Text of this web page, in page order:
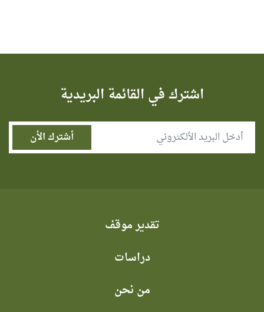
اشترك في القائمة البريدية
تقدير موقف
دراسات
من نحن